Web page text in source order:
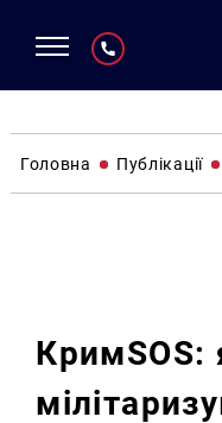
Головна Публікації
КримSOS: